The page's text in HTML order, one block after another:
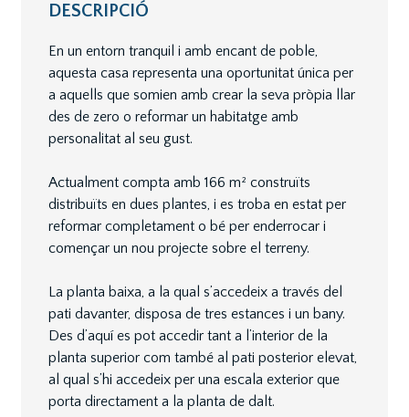
DESCRIPCIÓ
En un entorn tranquil i amb encant de poble,
aquesta casa representa una oportunitat única per
a aquells que somien amb crear la seva pròpia llar
des de zero o reformar un habitatge amb
personalitat al seu gust.
Actualment compta amb 166 m² construïts
distribuïts en dues plantes, i es troba en estat per
reformar completament o bé per enderrocar i
començar un nou projecte sobre el terreny.
La planta baixa, a la qual s’accedeix a través del
pati davanter, disposa de tres estances i un bany.
Des d’aquí es pot accedir tant a l’interior de la
planta superior com també al pati posterior elevat,
al qual s’hi accedeix per una escala exterior que
porta directament a la planta de dalt.